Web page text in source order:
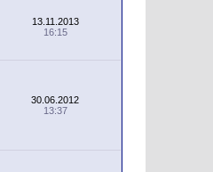
13.11.2013
16:15
30.06.2012
13:37